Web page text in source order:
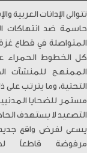
تتوالى الإدانات العربية
حاسمة ضد انتهاكات
المتواصلة في قطاع
كل الخطوط الحمراء
الممنهج للمنشآت
التحتية، وما يترتب
مستمر للضحايا
التصعيد لا يستهدف
يسعى لفرض واقع
مرفوضة قاطعاً